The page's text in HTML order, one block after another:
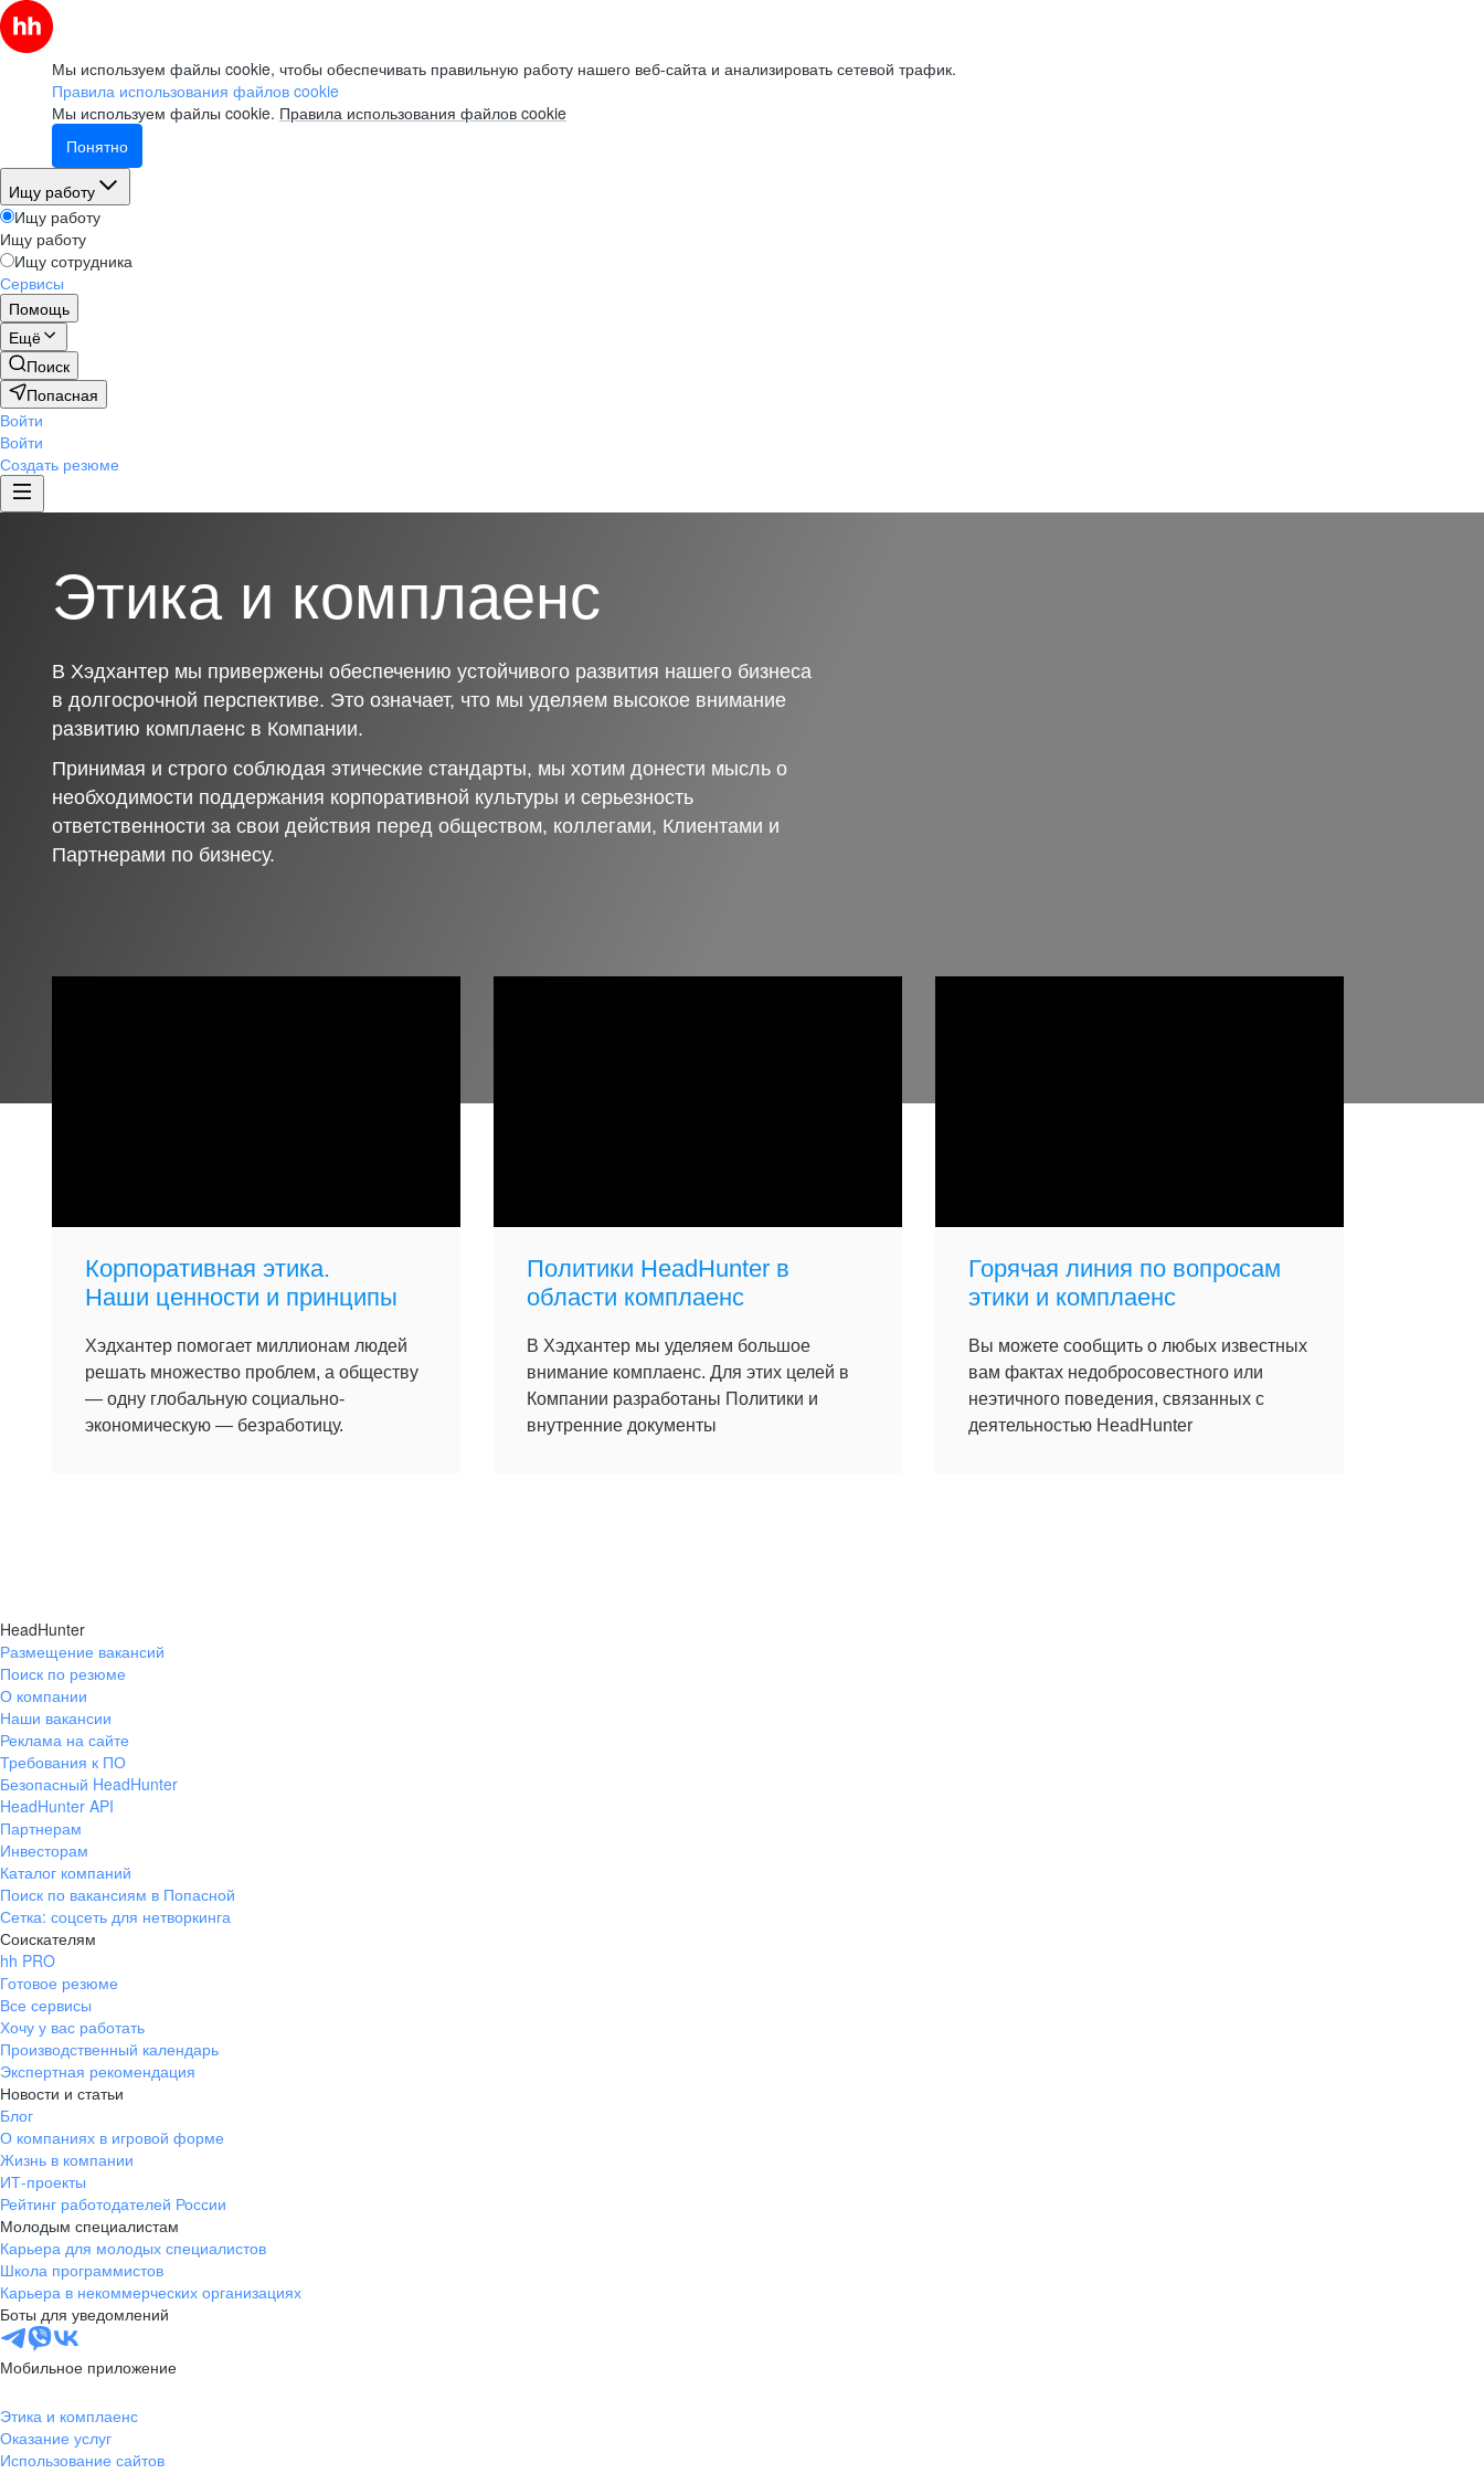
Мы используем файлы cookie, чтобы обеспечивать правильную работу нашего веб-сайта и анализировать сетевой трафик.
Правила использования файлов cookie
Мы используем файлы cookie. Правила использования файлов cookie
Понятно
Ищу работу
Ищу работу
Ищу работу
Ищу сотрудника
Сервисы
Помощь
Ещё
Поиск
Попасная
Войти
Войти
Создать резюме
Этика и комплаенс
В Хэдхантер мы привержены обеспечению устойчивого развития нашего бизнеса
в долгосрочной перспективе. Это означает, что мы уделяем высокое внимание
развитию комплаенс в Компании.
Принимая и строго соблюдая этические стандарты, мы хотим донести мысль о
необходимости поддержания корпоративной культуры и серьезность
ответственности за свои действия перед обществом, коллегами, Клиентами и
Партнерами по бизнесу.
Корпоративная этика.
Наши ценности и принципы
Хэдхантер помогает миллионам людей
решать множество проблем, а обществу
— одну глобальную социально-
экономическую — безработицу.
Политики HeadHunter в
области комплаенс
В Хэдхантер мы уделяем большое
внимание комплаенс. Для этих целей в
Компании разработаны Политики и
внутренние документы
Горячая линия по вопросам
этики и комплаенс
Вы можете сообщить о любых известных
вам фактах недобросовестного или
неэтичного поведения, связанных с
деятельностью HeadHunter
HeadHunter
Размещение вакансий
Поиск по резюме
О компании
Наши вакансии
Реклама на сайте
Требования к ПО
Безопасный HeadHunter
HeadHunter API
Партнерам
Инвесторам
Каталог компаний
Поиск по вакансиям в Попасной
Сетка: соцсеть для нетворкинга
Соискателям
hh PRO
Готовое резюме
Все сервисы
Хочу у вас работать
Производственный календарь
Экспертная рекомендация
Новости и статьи
Блог
О компаниях в игровой форме
Жизнь в компании
ИТ-проекты
Рейтинг работодателей России
Молодым специалистам
Карьера для молодых специалистов
Школа программистов
Карьера в некоммерческих организациях
Боты для уведомлений
Мобильное приложение
Этика и комплаенс
Оказание услуг
Использование сайтов